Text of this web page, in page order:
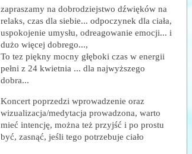
zapraszamy na dobrodziejstwo dźwięków na
relaks, czas dla siebie... odpoczynek dla ciała,
uspokojenie umysłu, odreagowanie emocji... i
dużo więcej dobrego...,
To tez piękny mocny głęboki czas w energii
pełni z 24 kwietnia ... dla najwyższego
dobra...
Koncert poprzedzi wprowadzenie oraz
wizualizacja/medytacja prowadzona, warto
mieć intencję, można też przyjść i po prostu
być, zasnąć, jeśli tego potrzebuje ciało